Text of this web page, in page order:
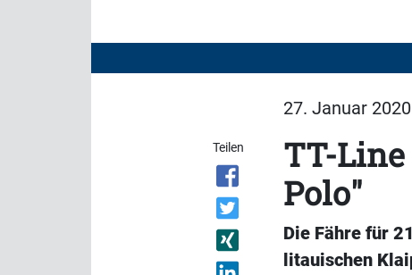
27. Januar
Teilen
TT-
Polo"
Die Fähre für
litauischen